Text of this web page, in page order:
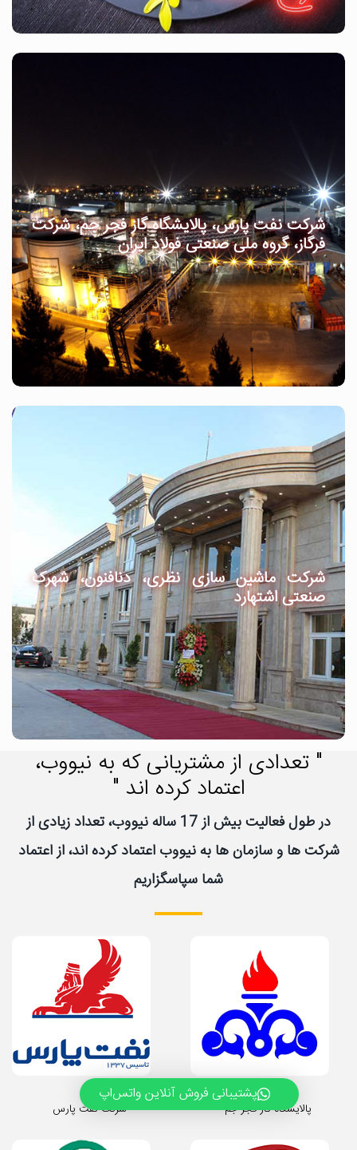
شرکت نفت پارس، پالایشگاه گاز فجر جم، شرکت
فرگاز، گروه ملی صنعتی فولاد ایران
شرکت ماشین سازی نظری، دنافنون، شهرک
صنعتی اشتهارد
" تعدادی از مشتریانی که به نیووب،
اعتماد کرده اند "
در طول فعالیت بیش از 17 ساله نیووب، تعداد زیادی از
شرکت ها و سازمان ها به نیووب اعتماد کرده اند، از اعتماد
شما سپاسگزاریم
شرکت نفت پارس پالایشگاه گاز فجر جم
پشتیبانی فروش آنلاین واتس‌اپ